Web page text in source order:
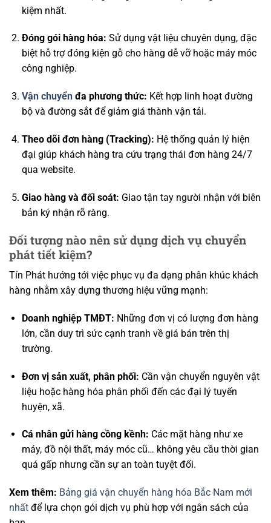
kiệm nhất.
Đóng gói hàng hóa: Sử dụng vật liệu chuyên dụng, đặc
biệt hỗ trợ đóng kiện gỗ cho hàng dễ vỡ hoặc máy móc
công nghiệp.
Vận chuyểnđa phương thức: Kết hợp linh hoạt đường
bộ và đường sắt để giảm giá thành vận tải.
Theo dõi đơn hàng (Tracking): Hệ thống quản lý hiện
đại giúp khách hàng tra cứu trạng thái đơn hàng 24/7
qua website.
Giao hàng và đối soát: Giao tận tay người nhận với biên
bản ký nhận rõ ràng.
Đối tượng nào nên sử dụng dịch vụ chuyển
phát tiết kiệm?
Tín Phát hướng tới việc phục vụ đa dạng phân khúc khách
hàng nhằm xây dựng thương hiệu vững mạnh:
Doanh nghiệp TMĐT: Những đơn vị có lượng đơn hàng
lớn, cần duy trì sức cạnh tranh về giá bán trên thị
trường.
Đơn vị sản xuất, phân phối: Cần vận chuyển nguyên vật
liệu hoặc hàng hóa phân phối đến các đại lý tuyến
huyện, xã.
Cá nhân gửi hàng cồng kềnh: Các mặt hàng như xe
máy, đồ nội thất, máy móc cũ… không yêu cầu thời gian
quá gấp nhưng cần sự an toàn tuyệt đối.
Xem thêm: Bảng giá vận chuyển hàng hóa Bắc Nam mới
nhất để lựa chọn gói dịch vụ phù hợp với ngân sách của